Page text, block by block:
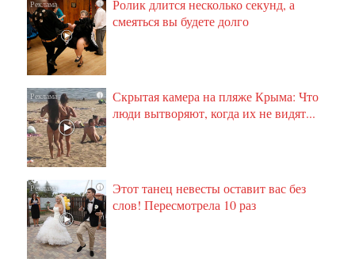
i
Ролик длится несколько секунд, а
смеяться вы будете долго
i
Скрытая камера на пляже Крыма: Что
люди вытворяют, когда их не видят...
i
Этот танец невесты оставит вас без
слов! Пересмотрела 10 раз